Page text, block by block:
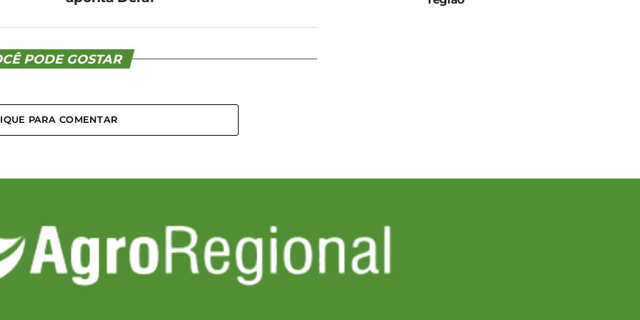
PODE GOSTAR
PARA COMENTAR